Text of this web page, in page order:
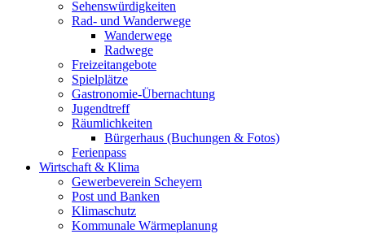
Sehenswürdigkeiten
Rad- und Wanderwege
Wanderwege
Radwege
Freizeitangebote
Spielplätze
Gastronomie-Übernachtung
Jugendtreff
Räumlichkeiten
Bürgerhaus (Buchungen & Fotos)
Ferienpass
Wirtschaft & Klima
Gewerbeverein Scheyern
Post und Banken
Klimaschutz
Kommunale Wärmeplanung